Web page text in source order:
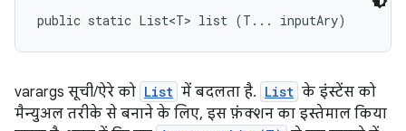
public static List<T> list (T... inputAry)
varargs सूची/ऐरे को List में बदलता है. List के इंस्टेंस को
मैन्युअल तरीके से बनाने के लिए, इस फ़ंक्शन का इस्तेमाल किया